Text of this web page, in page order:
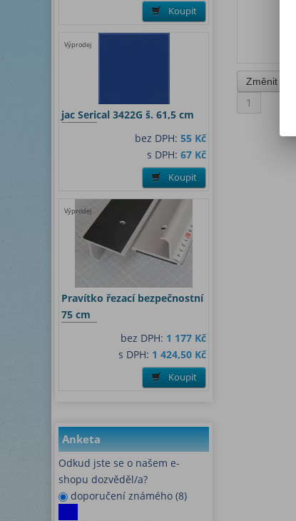
Koupit
Výprodej
jac Serical 3422G š. 61,5 cm
bez DPH: 55 Kč
s DPH: 67 Kč
Koupit
Výprodej
Pravítko řezací bezpečnostní
75 cm
bez DPH: 1 177 Kč
s DPH: 1 424,50 Kč
Koupit
Anketa
Odkud jste se o našem e-
shopu dozvěděl/a?
doporučení známého (8)
1